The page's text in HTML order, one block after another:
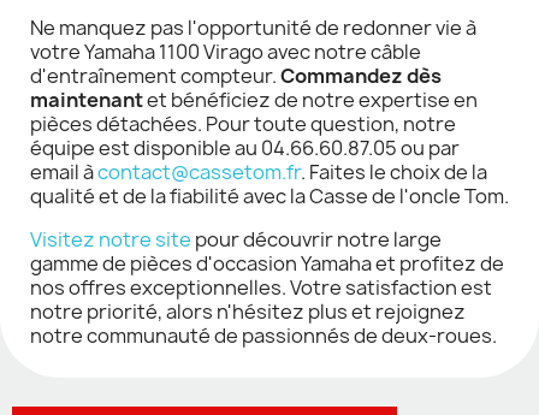
Ne manquez pas l'opportunité de redonner vie à
votre Yamaha 1100 Virago avec notre câble
d'entraînement compteur.Commandez dès
maintenantet bénéficiez de notre expertise en
pièces détachées. Pour toute question, notre
équipe est disponible au 04.66.60.87.05 ou par
email àcontact@cassetom.fr. Faites le choix de la
qualité et de la fiabilité avec la Casse de l'oncle Tom.
Visitez notre site pour découvrir notre large
gamme de pièces d'occasion Yamaha et profitez de
nos offres exceptionnelles. Votre satisfaction est
notre priorité, alors n'hésitez plus et rejoignez
notre communauté de passionnés de deux-roues.